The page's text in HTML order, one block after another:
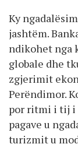
Ky
jashtëm.
ndikohet nga
globale dhe
zgjerimit
Perëndimor.
por ritmi i tij i
pagave u
turizmit u